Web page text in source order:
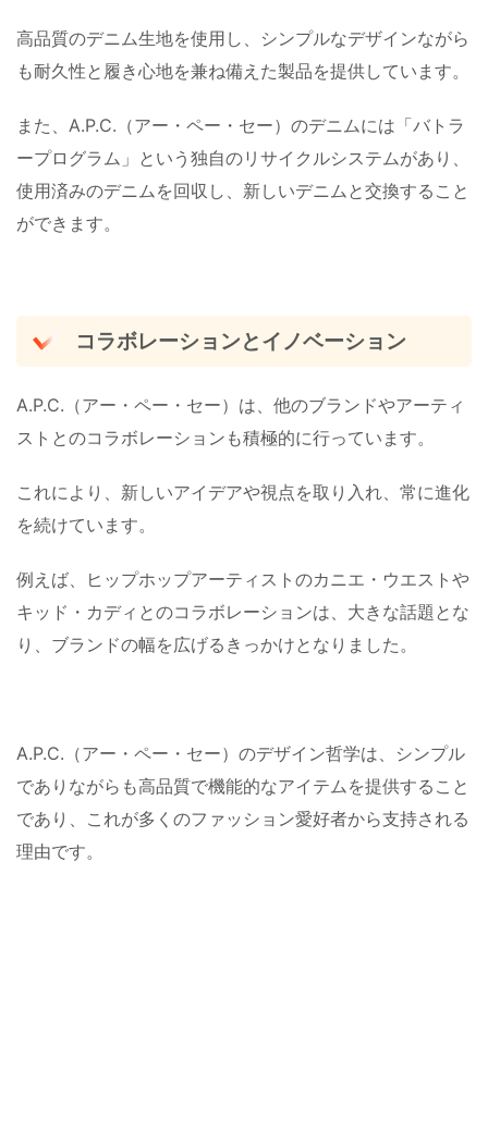
高品質のデニム生地を使用し、シンプルなデザインながら
も耐久性と履き心地を兼ね備えた製品を提供しています。
また、A.P.C.（アー・ペー・セー）のデニムには「バトラ
ープログラム」という独自のリサイクルシステムがあり、
使用済みのデニムを回収し、新しいデニムと交換すること
ができます。
コラボレーションとイノベーション
A.P.C.（アー・ペー・セー）は、他のブランドやアーティ
ストとのコラボレーションも積極的に行っています。
これにより、新しいアイデアや視点を取り入れ、常に進化
を続けています。
例えば、ヒップホップアーティストのカニエ・ウエストや
キッド・カディとのコラボレーションは、大きな話題とな
り、ブランドの幅を広げるきっかけとなりました​。
A.P.C.（アー・ペー・セー）のデザイン哲学は、シンプル
でありながらも高品質で機能的なアイテムを提供すること
であり、これが多くのファッション愛好者から支持される
理由です。